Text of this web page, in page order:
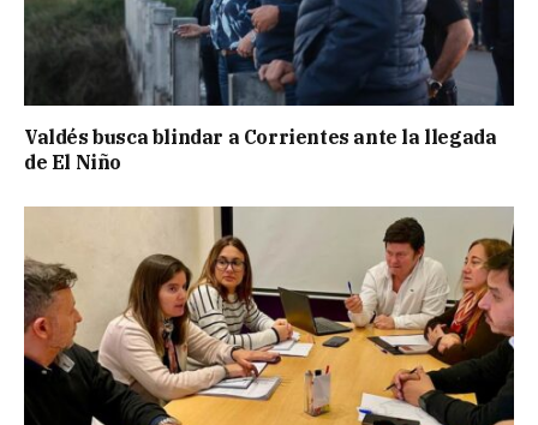
Valdés busca blindar a Corrientes ante la llegada
de El Niño